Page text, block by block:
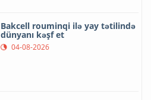
Bakcell rouminqi ilə yay tətilində
dünyanı kəşf et
04-08-2026